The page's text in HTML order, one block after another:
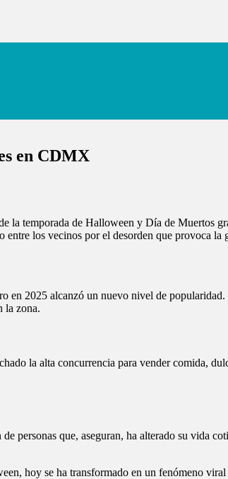
en CDMX
temporada de Halloween y Día de Muertos
los vecinos por el desorden que provoca la
2025 alcanzó un nuevo nivel de
la zona.
la alta concurrencia para vender comida,
personas que, aseguran, ha alterado su vida
hoy se ha transformado en un fenómeno